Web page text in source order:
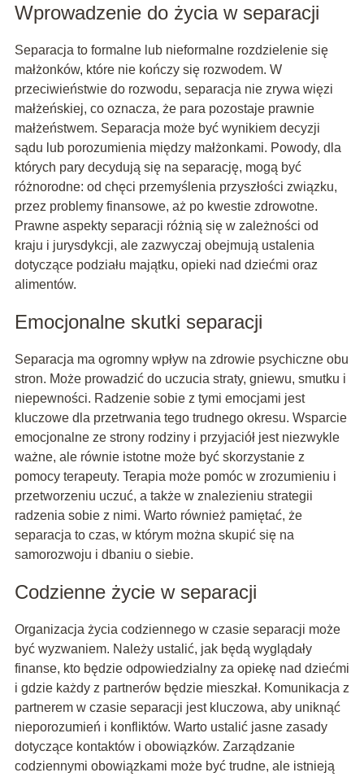
Wprowadzenie do życia w separacji
Separacja to formalne lub nieformalne rozdzielenie się
małżonków, które nie kończy się rozwodem. W
przeciwieństwie do rozwodu, separacja nie zrywa więzi
małżeńskiej, co oznacza, że para pozostaje prawnie
małżeństwem. Separacja może być wynikiem decyzji
sądu lub porozumienia między małżonkami. Powody, dla
których pary decydują się na separację, mogą być
różnorodne: od chęci przemyślenia przyszłości związku,
przez problemy finansowe, aż po kwestie zdrowotne.
Prawne aspekty separacji różnią się w zależności od
kraju i jurysdykcji, ale zazwyczaj obejmują ustalenia
dotyczące podziału majątku, opieki nad dziećmi oraz
alimentów.
Emocjonalne skutki separacji
Separacja ma ogromny wpływ na zdrowie psychiczne obu
stron. Może prowadzić do uczucia straty, gniewu, smutku i
niepewności. Radzenie sobie z tymi emocjami jest
kluczowe dla przetrwania tego trudnego okresu. Wsparcie
emocjonalne ze strony rodziny i przyjaciół jest niezwykle
ważne, ale równie istotne może być skorzystanie z
pomocy terapeuty. Terapia może pomóc w zrozumieniu i
przetworzeniu uczuć, a także w znalezieniu strategii
radzenia sobie z nimi. Warto również pamiętać, że
separacja to czas, w którym można skupić się na
samorozwoju i dbaniu o siebie.
Codzienne życie w separacji
Organizacja życia codziennego w czasie separacji może
być wyzwaniem. Należy ustalić, jak będą wyglądały
finanse, kto będzie odpowiedzialny za opiekę nad dziećmi
i gdzie każdy z partnerów będzie mieszkał. Komunikacja z
partnerem w czasie separacji jest kluczowa, aby uniknąć
nieporozumień i konfliktów. Warto ustalić jasne zasady
dotyczące kontaktów i obowiązków. Zarządzanie
codziennymi obowiązkami może być trudne, ale istnieją